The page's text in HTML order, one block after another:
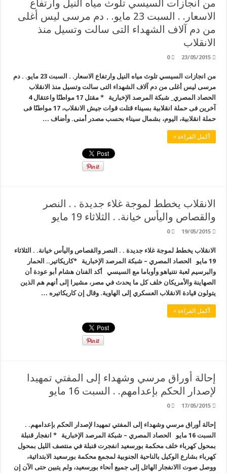
من انجازات السيسي تلوث مياه النيل وارتفاع
الاسعار. . السبت 23 مايو. . دم مرسى ليس أغلى
من دم آلاف الشهداء التى سالت وتسيل منذ
الانقلاب
23/05/2015
0
من انجازات السيسي تلوث مياه النيل وارتفاع الاسعار. . السبت 23 مايو. . دم
مرسى ليس أغلى من دم آلاف الشهداء التى سالت وتسيل منذ الانقلاب
الحصاد المصري_ شبكة المرصد الإخبارية * مقتل 17 مواطنًا واعتقال 4
آخرين فى حملة انقلابية بسيناء قتلت قوات جيش الانقلاب، 17 مواطنًا فى
حملة انقلابية، اليوم، بشمال سيناء بحسب مصدر أمنى. وأضاف …
أكمل القراءة »
الانقلاب يخطط لموجة غلاء جديدة . . النصر
والقصاص واليأس خيانة. . الثلاثاء 19 مايو
19/05/2015
0
الانقلاب يخطط لموجة غلاء جديدة . . النصر والقصاص واليأس خيانة. . الثلاثاء
19 مايو الحصاد المصري – شبكة المرصد الإخبارية *كاريكاتير.. الحمار
والبرسيم لعبة نتنياهو وأوباما مع السيسي أكد الفنان هشام أبو عودة أن
الصهاينة والأمريكان خلف كل ما يحدث في مصر، مشيرا إلى أنهم هم الذين
يتولون قيادة الانقلاب العسكري إلى الهاوية. وقال إن كاريكاتيره …
أكمل القراءة »
إحالة أوراق مرسي وشهداء إلى المفتي تمهيدا
لإصدار الحكم بإعدامهم. . السبت 16 مايو
17/05/2015
0
إحالة أوراق مرسي وشهداء إلى المفتي تمهيدا لإصدار الحكم بإعدامهم. .
السبت 16 مايو الحصاد المصري – شبكة المرصد الإخبارية * انفجار قنبلة
بمحول كهرباء خلف محكمة بورسعيد انفجرت قنبلة في منتصف الليل بمحول
كهرباء بشارع الوكيل بالناحية الجنوبية لمجمع محكمة بورسعيد الابتدائية،
ووصل صوت االانفجار الهائل إلى جميع أنحاء بورسعيد، ولم يتبين حتى الآن إن